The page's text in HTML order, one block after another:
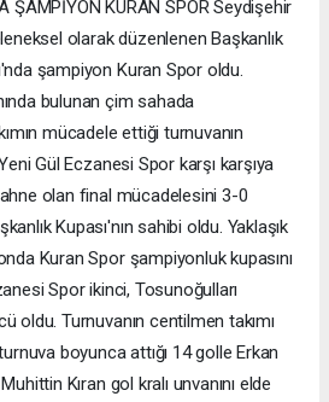
ŞAMPİYON KURAN SPOR Seydişehir
olarak düzenlenen Başkanlık
şampiyon Kuran Spor oldu.
bulunan çim sahada
mücadele ettiği turnuvanın
Gül Eczanesi Spor karşı karşıya
olan final mücadelesini 3-0
Kupası'nın sahibi oldu. Yaklaşık
Kuran Spor şampiyonluk kupasını
Spor ikinci, Tosunoğulları
oldu. Turnuvanın centilmen takımı
boyunca attığı 14 golle Erkan
Kıran gol kralı unvanını elde